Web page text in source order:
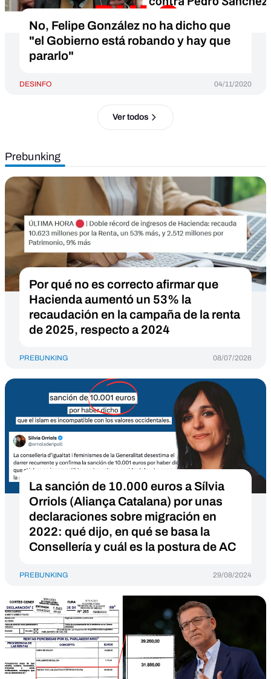
No, Felipe González no ha dicho que
"el Gobierno está robando y hay que
pararlo"
DESINFO 04/11/2020
Ver todos
Prebunking
Por qué no es correcto afirmar que
Hacienda aumentó un 53% la
recaudación en la campaña de la renta
de 2025, respecto a 2024
PREBUNKING 08/07/2026
La sanción de 10.000 euros a Sílvia
Orriols (Aliança Catalana) por unas
declaraciones sobre migración en
2022: qué dijo, en qué se basa la
Consellería y cuál es la postura de AC
PREBUNKING 29/08/2024